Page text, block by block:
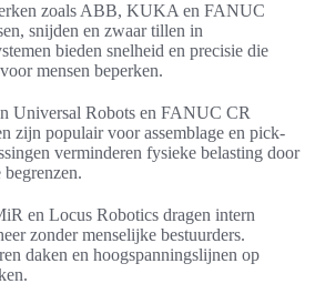
zoals ABB, KUKA en FANUC
snijden en zwaar tillen in
bieden snelheid en precisie die
mensen beperken.
Universal Robots en FANUC CR
zijn populair voor assemblage en pick-
verminderen fysieke belasting door
begrenzen.
en Locus Robotics dragen intern
zonder menselijke bestuurders.
daken en hoogspanningslijnen op